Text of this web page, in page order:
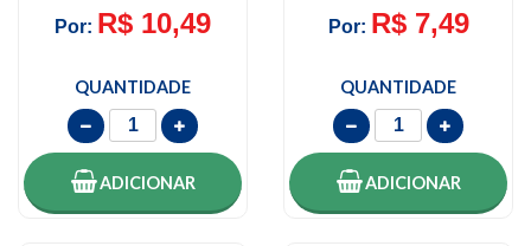
Por: R$ 10,49
QUANTIDADE
ADICIONAR
Por: R$ 7,49
QUANTIDADE
ADICIONAR